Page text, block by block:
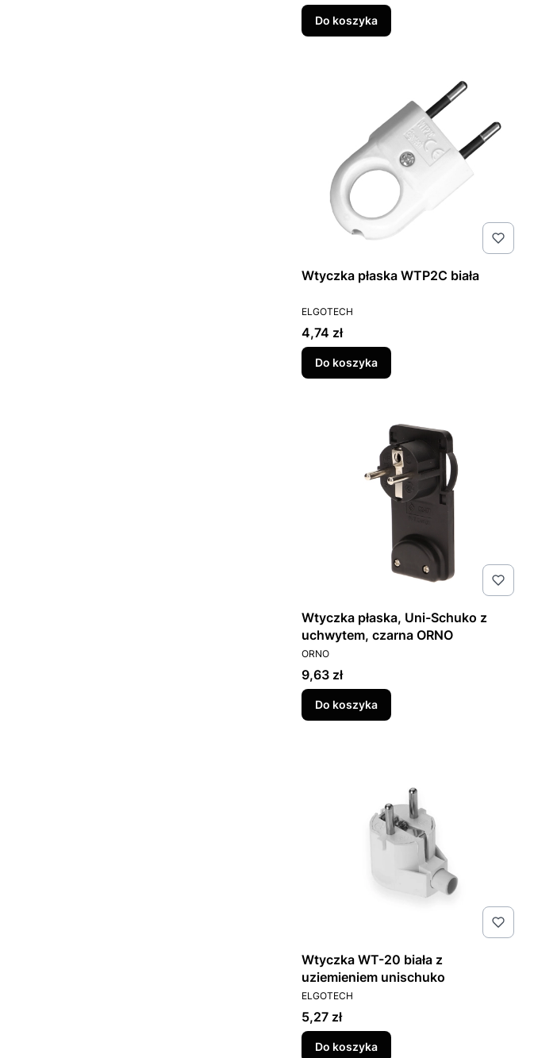
Do koszyka
Wtyczka płaska WTP2C biała
PRODUCENT
ELGOTECH
Cena
4,74 zł
Do koszyka
Wtyczka płaska, Uni-Schuko z
uchwytem, czarna ORNO
PRODUCENT
ORNO
Cena
9,63 zł
Do koszyka
Wtyczka WT-20 biała z
uziemieniem unischuko
PRODUCENT
ELGOTECH
Cena
5,27 zł
Do koszyka